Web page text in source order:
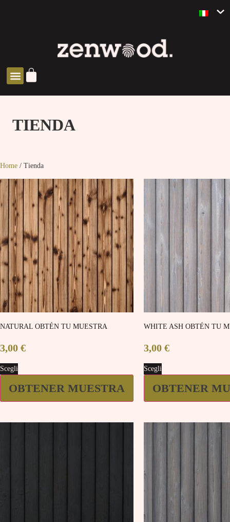
TIENDA
Home / Tienda
NATURAL OBTÉN TU MUESTRA
3,00 €
Scegli
OBTENER MUESTRA
WHITE ASH OBTÉN TU
3,00 €
Scegli
OBTENER